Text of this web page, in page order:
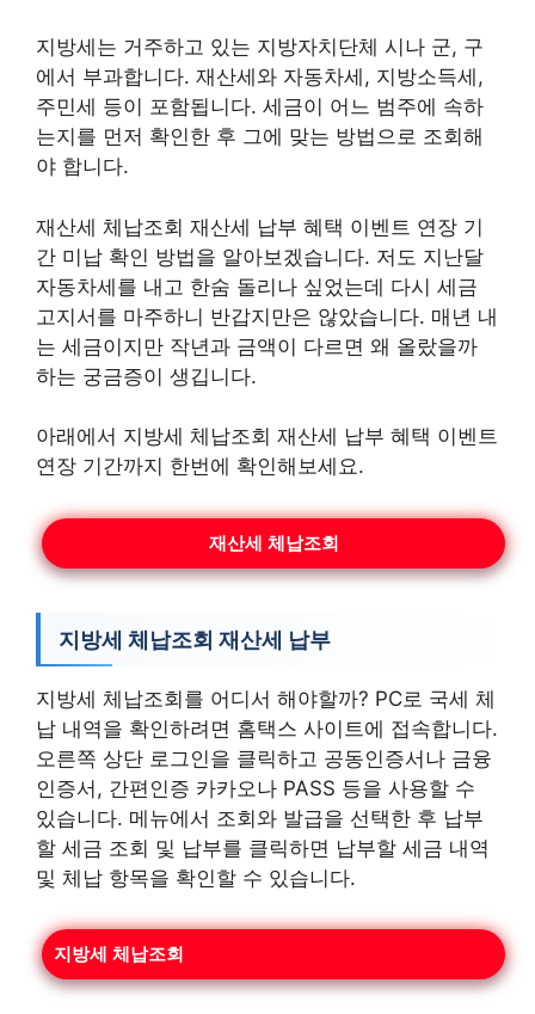
지방세는 거주하고 있는 지방자치단체 시나 군, 구
에서 부과합니다. 재산세와 자동차세, 지방소득세,
주민세 등이 포함됩니다. 세금이 어느 범주에 속하
는지를 먼저 확인한 후 그에 맞는 방법으로 조회해
야 합니다.
재산세 체납조회 재산세 납부 혜택 이벤트 연장 기
간 미납 확인 방법을 알아보겠습니다. 저도 지난달
자동차세를 내고 한숨 돌리나 싶었는데 다시 세금
고지서를 마주하니 반갑지만은 않았습니다. 매년 내
는 세금이지만 작년과 금액이 다르면 왜 올랐을까
하는 궁금증이 생깁니다.
아래에서 지방세 체납조회 재산세 납부 혜택 이벤트
연장 기간까지 한번에 확인해보세요.
재산세 체납조회
지방세 체납조회 재산세 납부
지방세 체납조회를 어디서 해야할까? PC로 국세 체
납 내역을 확인하려면 홈택스 사이트에 접속합니다.
오른쪽 상단 로그인을 클릭하고 공동인증서나 금융
인증서, 간편인증 카카오나 PASS 등을 사용할 수
있습니다. 메뉴에서 조회와 발급을 선택한 후 납부
할 세금 조회 및 납부를 클릭하면 납부할 세금 내역
및 체납 항목을 확인할 수 있습니다.
지방세 체납조회